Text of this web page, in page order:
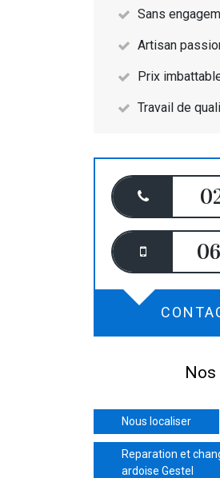
Sans
Artisan
Prix
Travail de
Nos
Nous localiser
Reparation et
ardoise Gestel